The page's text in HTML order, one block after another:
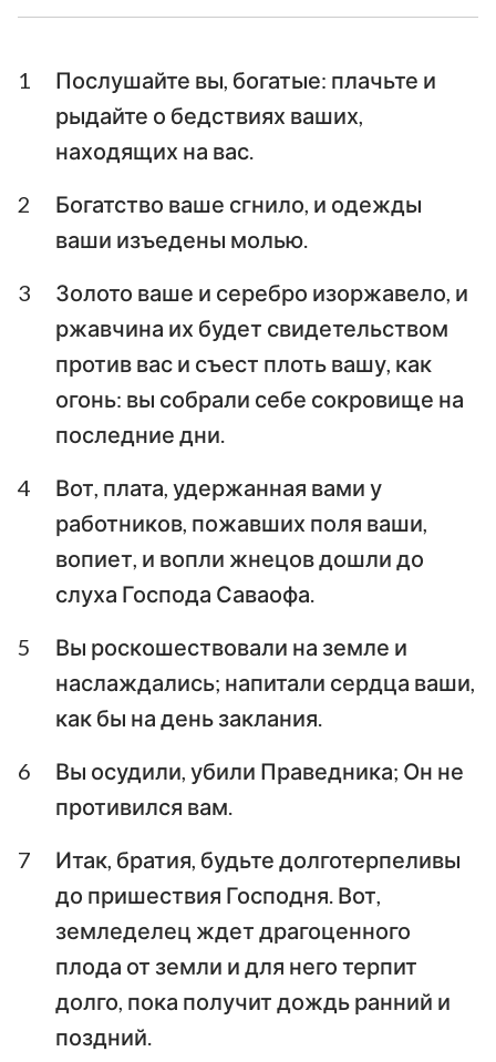
Филиппийцам
Колоссянам
Первое послание к
Фессалоникийцам
Второе послание к
Первое послание к
Второе послание к
Послание к Титу
Филимону
Послание к Евреям Послание Иакова
Первое послание
Петра
Второе послание
Первое послание
Иоанна
Второе послание
Третье послание
Послание Иуды
Богослова
1
Послушайте вы, богатые: плачьте и
рыдайте о бедствиях ваших,
находящих на вас.
2
Богатство ваше сгнило, и одежды
ваши изъедены молью.
3
Золото ваше и серебро изоржавело, и
ржавчина их будет свидетельством
против вас и съест плоть вашу, как
огонь: вы собрали себе сокровище на
последние дни.
4
Вот, плата, удержанная вами у
работников, пожавших поля ваши,
вопиет, и вопли жнецов дошли до
слуха Господа Саваофа.
5
Вы роскошествовали на земле и
наслаждались; напитали сердца ваши,
как бы на день заклания.
6
Вы осудили, убили Праведника; Он не
противился вам.
7
Итак, братия, будьте долготерпеливы
до пришествия Господня. Вот,
земледелец ждет драгоценного
плода от земли и для него терпит
долго, пока получит дождь ранний и
поздний.